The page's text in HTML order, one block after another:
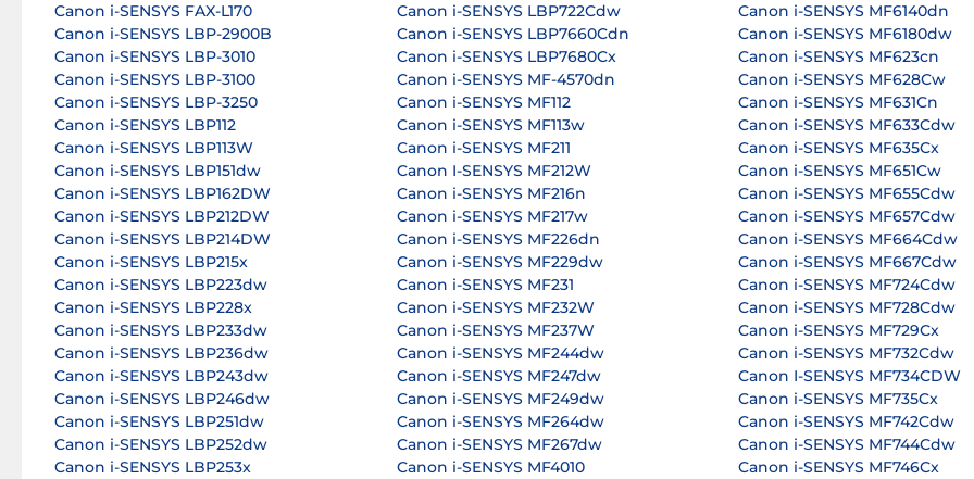
Canon i-SENSYS FAX-L170
Canon i-SENSYS LBP-2900B
Canon i-SENSYS LBP-3010
Canon i-SENSYS LBP-3100
Canon i-SENSYS LBP-3250
Canon i-SENSYS LBP112
Canon i-SENSYS LBP113W
Canon i-SENSYS LBP151dw
Canon i-SENSYS LBP162DW
Canon i-SENSYS LBP212DW
Canon i-SENSYS LBP214DW
Canon i-SENSYS LBP215x
Canon i-SENSYS LBP223dw
Canon i-SENSYS LBP228x
Canon i-SENSYS LBP233dw
Canon i-SENSYS LBP236dw
Canon i-SENSYS LBP243dw
Canon i-SENSYS LBP246dw
Canon i-SENSYS LBP251dw
Canon i-SENSYS LBP252dw
Canon i-SENSYS LBP253x
Canon i-SENSYS LBP722Cdw
Canon i-SENSYS LBP7660Cdn
Canon i-SENSYS LBP7680Cx
Canon i-SENSYS MF-4570dn
Canon i-SENSYS MF112
Canon i-SENSYS MF113w
Canon i-SENSYS MF211
Canon I-SENSYS MF212W
Canon i-SENSYS MF216n
Canon i-SENSYS MF217w
Canon i-SENSYS MF226dn
Canon i-SENSYS MF229dw
Canon i-SENSYS MF231
Canon i-SENSYS MF232W
Canon i-SENSYS MF237W
Canon i-SENSYS MF244dw
Canon i-SENSYS MF247dw
Canon i-SENSYS MF249dw
Canon i-SENSYS MF264dw
Canon i-SENSYS MF267dw
Canon i-SENSYS MF4010
Canon i-SENSYS MF6140dn
Canon i-SENSYS MF6180dw
Canon i-SENSYS MF623cn
Canon i-SENSYS MF628Cw
Canon i-SENSYS MF631Cn
Canon i-SENSYS MF633Cdw
Canon i-SENSYS MF635Cx
Canon i-SENSYS MF651Cw
Canon i-SENSYS MF655Cdw
Canon i-SENSYS MF657Cdw
Canon i-SENSYS MF664Cdw
Canon i-SENSYS MF667Cdw
Canon i-SENSYS MF724Cdw
Canon i-SENSYS MF728Cdw
Canon i-SENSYS MF729Cx
Canon i-SENSYS MF732Cdw
Canon I-SENSYS MF734CDW
Canon i-SENSYS MF735Cx
Canon i-SENSYS MF742Cdw
Canon i-SENSYS MF744Cdw
Canon i-SENSYS MF746Cx